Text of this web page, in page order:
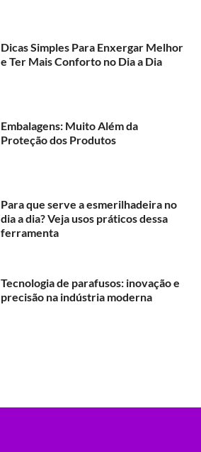
Dicas Simples Para Enxergar Melhor
e Ter Mais Conforto no Dia a Dia
Embalagens: Muito Além da
Proteção dos Produtos
Para que serve a esmerilhadeira no
dia a dia? Veja usos práticos dessa
ferramenta
Tecnologia de parafusos: inovação e
precisão na indústria moderna